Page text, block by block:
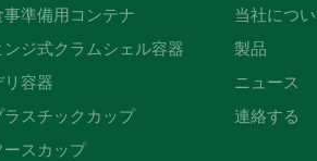
事準備用コンテナ
ンジ式クラムシェル容器
リ容器
ラスチックカップ
ースカップ
当社につ
製品
ニュース
連絡する